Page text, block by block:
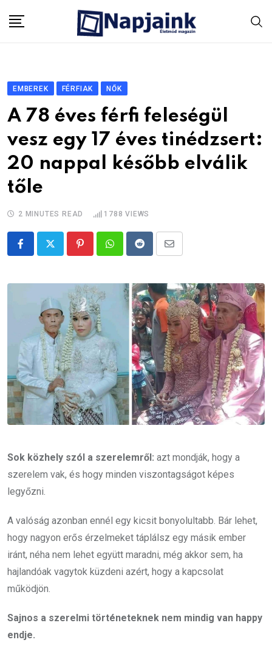
EMBEREK FÉRFIAK NŐK
A 78 éves férfi feleségül
vesz egy 17 éves tinédzsert:
20 nappal később elválik
tőle
2 MINUTES READ 1788 VIEWS
PinterestWhatsappRedditShare
Email
Sok közhely szól a szerelemről: azt mondják, hogy a
szerelem vak, és hogy minden viszontagságot képes
legyőzni.
A valóság azonban ennél egy kicsit bonyolultabb. Bár lehet,
hogy nagyon erős érzelmeket táplálsz egy másik ember
iránt, néha nem lehet együtt maradni, még akkor sem, ha
hajlandóak vagytok küzdeni azért, hogy a kapcsolat
működjön.
Sajnos a szerelmi történeteknek nem mindig van happy
endje.